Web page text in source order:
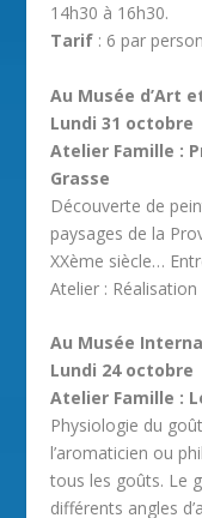
14h30 à 16h30.
Tarif : 6 par
Au Musée d’Art
Lundi 31 octobre
Atelier Famille :
Grasse
Découverte de
paysages de la
XXème siècle…
Atelier : Réalisation
Au Musée
Lundi 24 octobre
Atelier Famille :
Physiologie du
l’aromaticien ou
tous les goûts. Le
différents angles